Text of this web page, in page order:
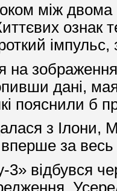
між
ознак
на
дані,
пояснили б
з Ілони,
за весь
3» відбувся